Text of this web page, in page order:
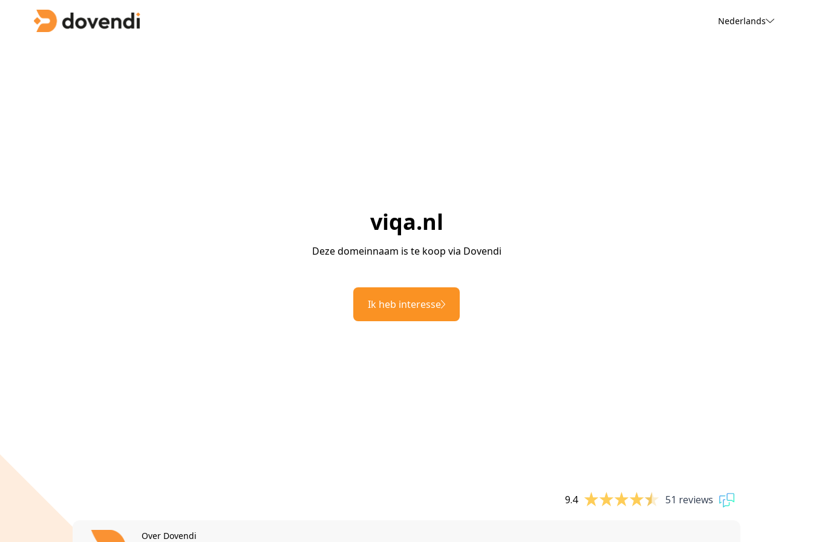
Nederlands
viqa.nl
Deze domeinnaam is te koop via Dovendi
Ik heb interesse
9.4 51 reviews
Over Dovendi